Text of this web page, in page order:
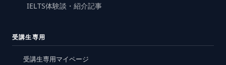
IELTS体験談・紹介記事
受講生専用
受講生専用マイページ